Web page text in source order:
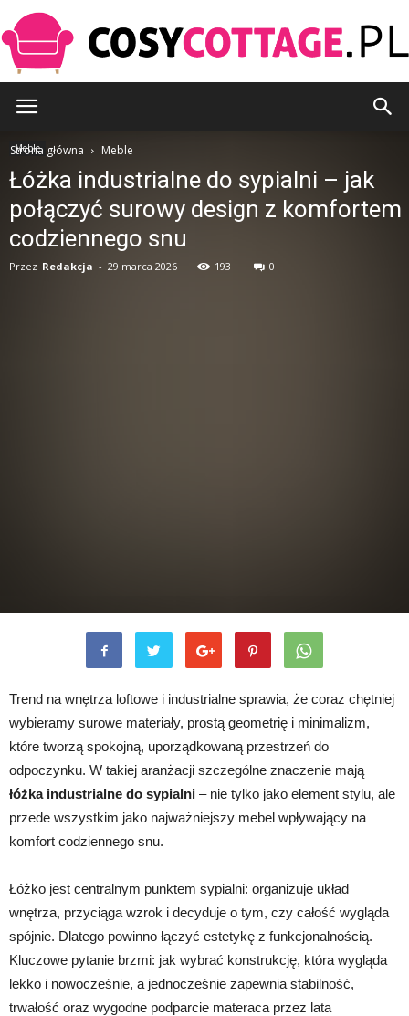
Strona główna Meble
Meble
Łóżka industrialne do sypialni – jak
połączyć surowy design z komfortem
codziennego snu
Przez Redakcja - 29 marca 2026 193 0
Trend na wnętrza loftowe i industrialne sprawia, że coraz chętniej
wybieramy surowe materiały, prostą geometrię i minimalizm,
które tworzą spokojną, uporządkowaną przestrzeń do
odpoczynku. W takiej aranżacji szczególne znaczenie mają
łóżka industrialne do sypialni – nie tylko jako element stylu, ale
przede wszystkim jako najważniejszy mebel wpływający na
komfort codziennego snu.
Łóżko jest centralnym punktem sypialni: organizuje układ
wnętrza, przyciąga wzrok i decyduje o tym, czy całość wygląda
spójnie. Dlatego powinno łączyć estetykę z funkcjonalnością.
Kluczowe pytanie brzmi: jak wybrać konstrukcję, która wygląda
lekko i nowocześnie, a jednocześnie zapewnia stabilność,
trwałość oraz wygodne podparcie materaca przez lata